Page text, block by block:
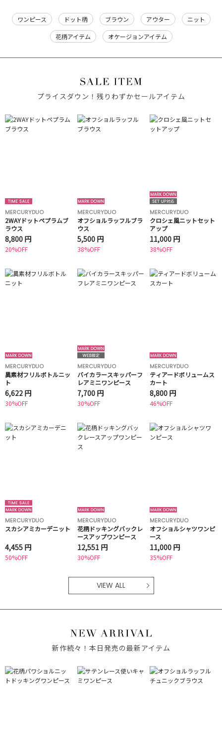
ワンピース ドット柄 ブラウン アウター ニット
花柄アイテム オケージョンアイテム
プライスダウン！残りわずかセールアイテム
MERCURYDUO
2WAYドットペプラムブ
ラウス
8,800 円
20%OFF
MERCURYDUO
オフショルラッフルブラ
ウス
5,500 円
38%OFF
MERCURYDUO
クロシェ風ニットセット
アップ
11,000 円
38%OFF
MERCURYDUO
異素材フリルボトルニッ
ト
6,622 円
30%OFF
MERCURYDUO
バイカラースキッパーフ
レアミニワンピース
7,700 円
30%OFF
MERCURYDUO
ティアードボリュームス
カート
8,800 円
46%OFF
MERCURYDUO
スカシアミカーデニット
4,455 円
50%OFF
MERCURYDUO
花柄ドッキングバックレ
ースアップワンピース
12,551 円
30%OFF
MERCURYDUO
オフショルシャツワンピ
ース
11,000 円
35%OFF
VIEW ALL
新作続々！本日発売の最新アイテム